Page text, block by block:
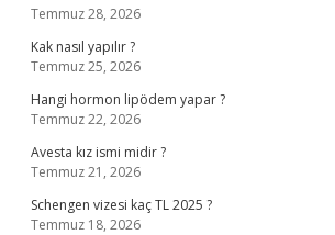
Temmuz 28, 2026
Kak nasıl yapılır ?
Temmuz 25, 2026
Hangi hormon lipödem yapar ?
Temmuz 22, 2026
Avesta kız ismi midir ?
Temmuz 21, 2026
Schengen vizesi kaç TL 2025 ?
Temmuz 18, 2026